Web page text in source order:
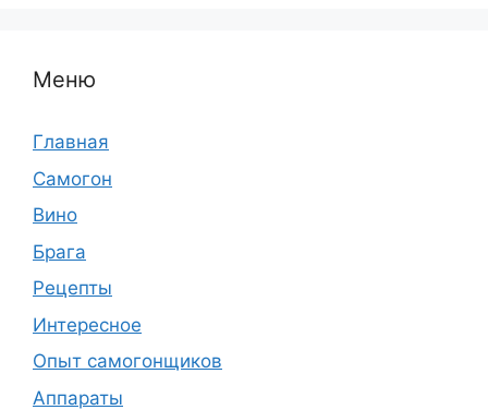
Меню
Главная
Самогон
Вино
Брага
Рецепты
Интересное
Опыт самогонщиков
Аппараты